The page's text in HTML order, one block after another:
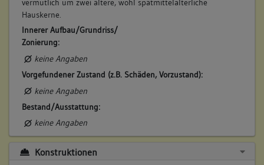
Hauskerne.
Innerer Aufbau/Grundriss/
Zonierung:
keine Angaben
Vorgefundener Zustand (z.B. Schäden, Vorzustand):
keine Angaben
Bestand/Ausstattung:
keine Angaben
Konstruktionen